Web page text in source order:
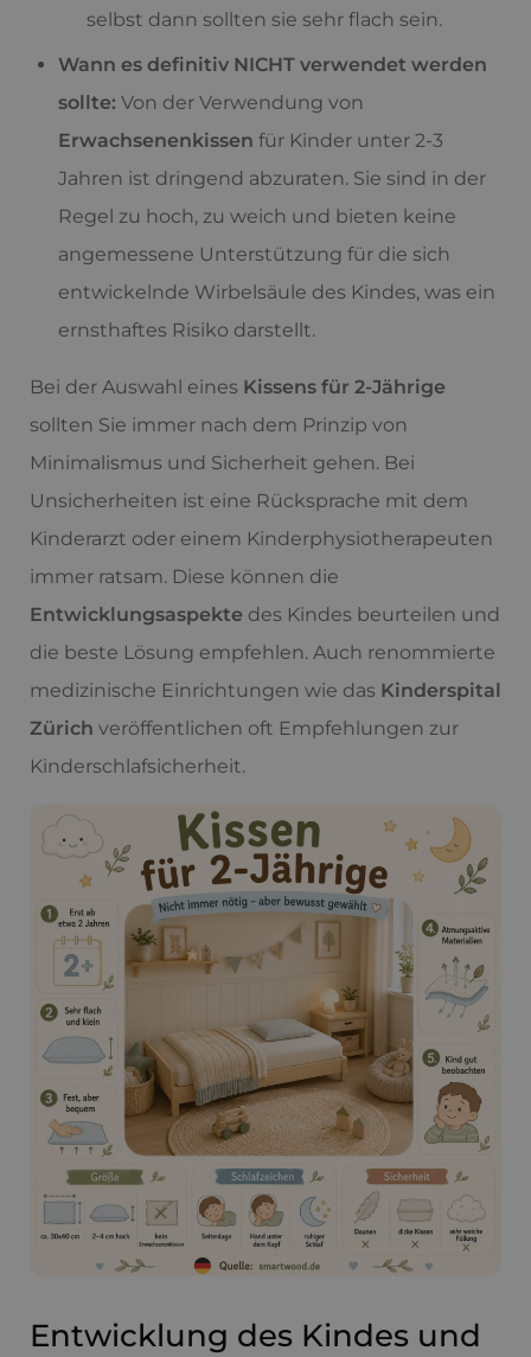
selbst dann sollten sie sehr flach sein.
Wann es definitiv NICHT verwendet werden
sollte: Von der Verwendung von
Erwachsenenkissen für Kinder unter 2-3
Jahren ist dringend abzuraten. Sie sind in der
Regel zu hoch, zu weich und bieten keine
angemessene Unterstützung für die sich
entwickelnde Wirbelsäule des Kindes, was ein
ernsthaftes Risiko darstellt.
Bei der Auswahl eines Kissens für 2-Jährige
sollten Sie immer nach dem Prinzip von
Minimalismus und Sicherheit gehen. Bei
Unsicherheiten ist eine Rücksprache mit dem
Kinderarzt oder einem Kinderphysiotherapeuten
immer ratsam. Diese können die
Entwicklungsaspekte des Kindes beurteilen und
die beste Lösung empfehlen. Auch renommierte
medizinische Einrichtungen wie das Kinderspital
Zürich veröffentlichen oft Empfehlungen zur
Kinderschlafsicherheit.
Entwicklung des Kindes und